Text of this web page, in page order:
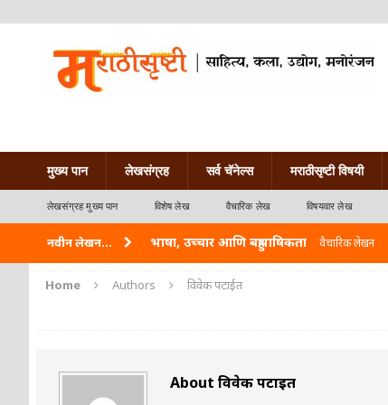
मुख्य पान लेखसंग्रह सर्व चॅनेल्स मराठीसृष्टी विषयी
लेखसंग्रह मुख्य पान विशेष लेख वैचारिक लेख विषयवार लेख
नवीन लेखन... भाषा, उच्चार आणि बहुभाषिकता वैचारिक लेखन
वारी विठ्ठलाची कविता-गझल-चारोळी-वात्रटिका
अशी एक कविता लिहू इच्छिते
Home Authors विवेक पटाईत
About विवेक पटाईत